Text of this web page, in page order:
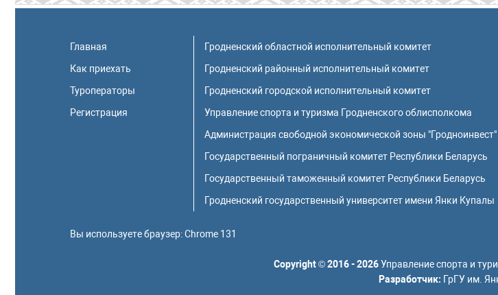
Главная
Как приехать
Туроператоры
Регистрация
Гродненский областной исполнительный комитет
Гродненский районный исполнительный комитет
Гродненский городской исполнительный комитет
Управление спорта и туризма Гродненского облисполкома
Администрация свободной экономической зоны "Гродноинвест"
Государственный пограничный комитет Республики Беларусь
Государственный таможенный комитет Республики Беларусь
Гродненский государственный университет имени Янки Купалы
Вы используете браузер:Chrome 131
Copyright©2016 - 2026Управление спорта и
Разработчик: ГрГУ им.